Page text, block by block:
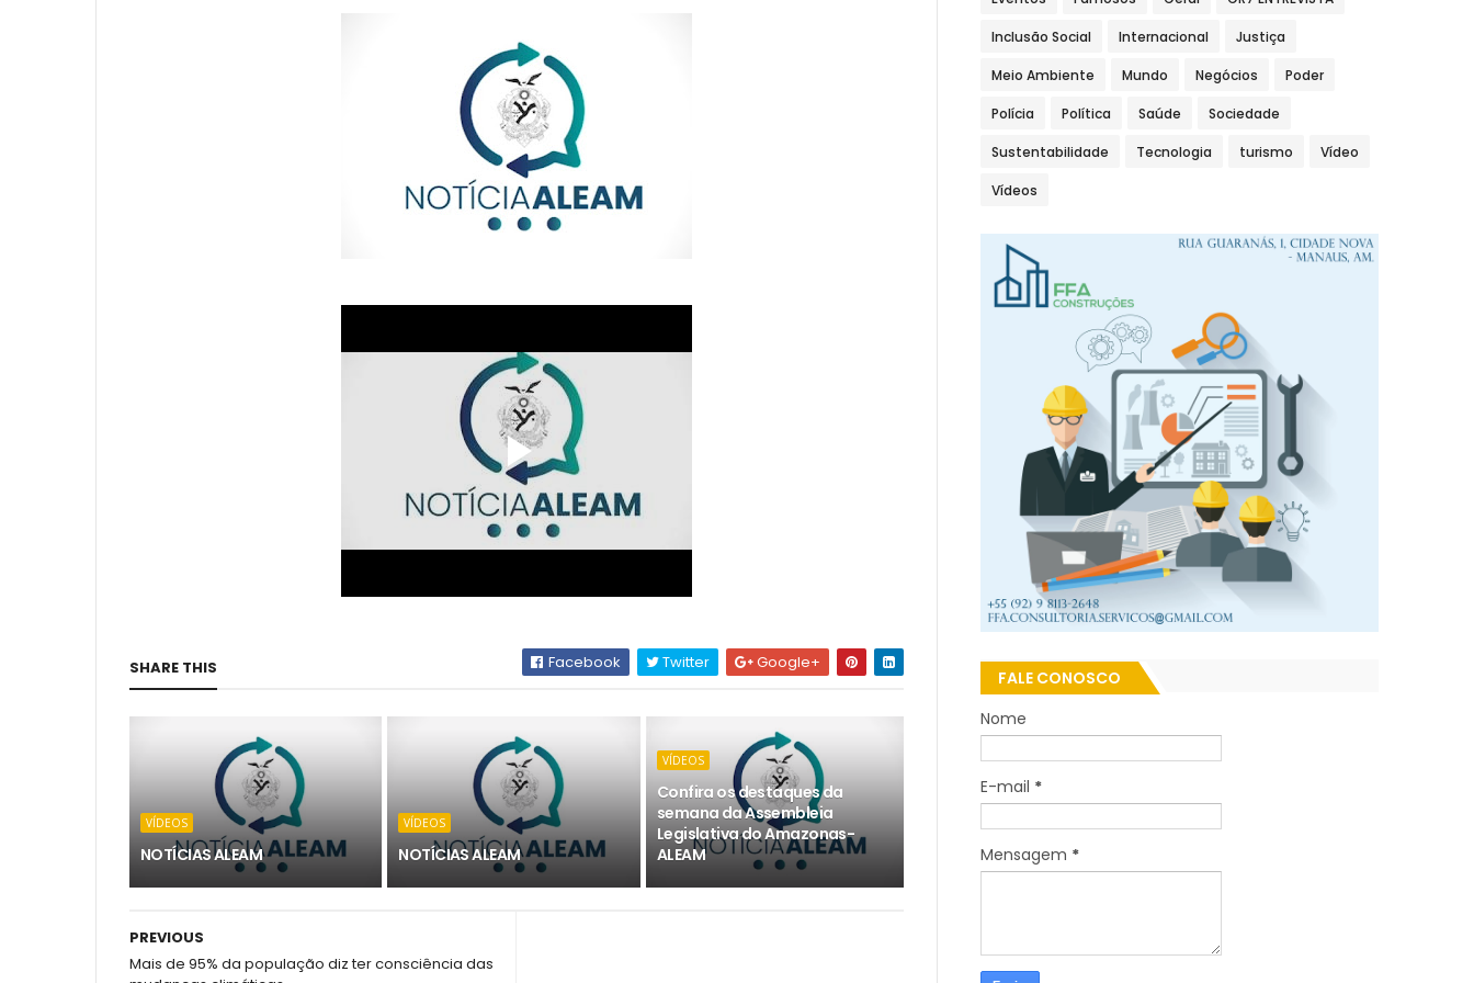
SHARE THIS Facebook Twitter Google+
VÍDEOS
NOTÍCIAS ALEAM
VÍDEOS
NOTÍCIAS ALEAM
VÍDEOS
Confira os destaques da
semana da Assembleia
Legislativa do Amazonas-
ALEAM
PREVIOUS
Mais de 95% da população diz ter consciência das
Inclusão Social Internacional Justiça
Meio Ambiente Mundo Negócios Poder
Polícia Política Saúde Sociedade
Sustentabilidade Tecnologia turismo Vídeo
Vídeos
FALE CONOSCO
Nome
E-mail *
Mensagem *